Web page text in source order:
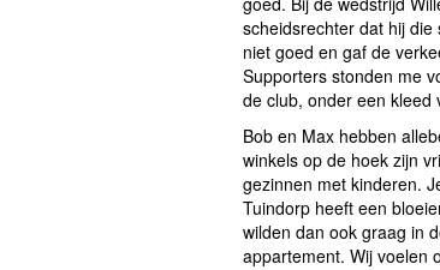
scheidsrechter dat hij
niet goed en gaf de
Supporters stonden me
de club, onder een kleed
Bob en Max hebben
winkels op de hoek zijn
gezinnen met kinderen.
Tuindorp heeft een
wilden dan ook graag in
appartement. Wij voelen